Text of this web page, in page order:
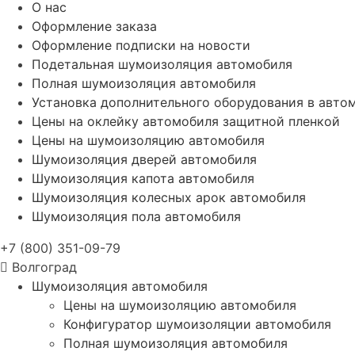
О нас
Оформление заказа
Оформление подписки на новости
Подетальная шумоизоляция автомобиля
Полная шумоизоляция автомобиля
Установка дополнительного оборудования в
Цены на оклейку автомобиля защитной пленкой
Цены на шумоизоляцию автомобиля
Шумоизоляция дверей автомобиля
Шумоизоляция капота автомобиля
Шумоизоляция колесных арок автомобиля
Шумоизоляция пола автомобиля
+7 (800) 351-09-79
Волгоград
Шумоизоляция автомобиля
Цены на шумоизоляцию автомобиля
Конфигуратор шумоизоляции автомобиля
Полная шумоизоляция автомобиля